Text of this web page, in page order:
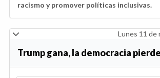
racismo y promover políticas inclusivas.
Lunes 11 de
Trump gana, la democracia pierde